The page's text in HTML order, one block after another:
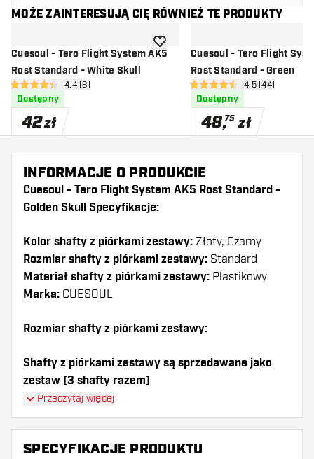
MOŻE ZAINTERESUJĄ CIĘ RÓWNIEŻ TE PRODUKTY
Cuesoul - Tero Flight System AK5
Rost Standard - White Skull
otwórz panel recenzji
4.4 gwiazdki oceny
4.4 (8)
Dostępny
42zł
dodaj do listy życzeń
Cuesoul - Tero Flight
Rost Standard - Green
otwórz panel
4.5 gwiazdki oceny
4.5 (44)
Dostępny
48,75 zł
INFORMACJE O PRODUKCIE
Cuesoul - Tero Flight System AK5 Rost Standard -
Golden Skull Specyfikacje:
Kolor shafty z piórkami zestawy: Złoty, Czarny
Rozmiar shafty z piórkami zestawy: Standard
Materiał shafty z piórkami zestawy: Plastikowy
Marka: CUESOUL
Rozmiar shafty z piórkami zestawy:
Shafty z piórkami zestawy są sprzedawane jako
zestaw (3 shafty razem)
Dartshopper tip!
Upewnij się, że masz pod ręką dużo piórek i
Przeczytaj więcej
SPECYFIKACJE PRODUKTU